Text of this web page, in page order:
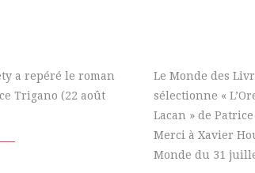
a repéré le roman
Trigano (22 août
Le Monde des
sélectionne «
Lacan » de
Merci à Xavier
Monde du 31